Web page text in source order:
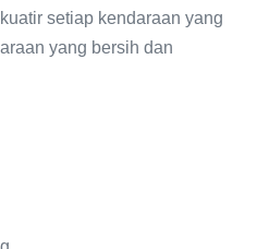
setiap kendaraan yang
yang bersih dan